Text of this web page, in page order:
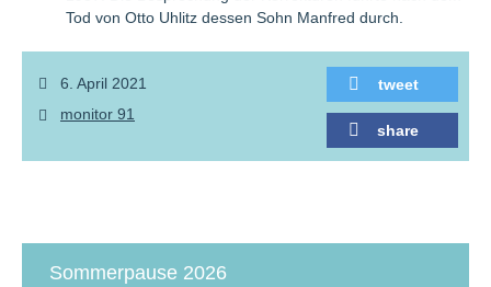
Tod von Otto Uhlitz dessen Sohn Manfred durch.
tweet
share
6. April 2021
monitor 91
Sommerpause 2026